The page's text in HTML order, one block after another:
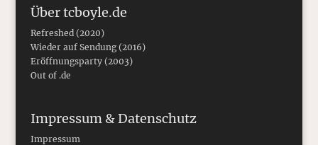
Über tcboyle.de
Refreshed (2020)
Wieder auf Sendung (2016)
Eröffnungsparty (2003)
Out of .de
Impressum & Datenschutz
Impressum